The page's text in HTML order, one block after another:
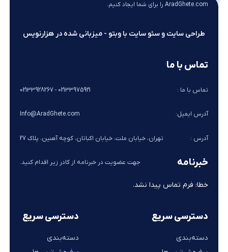
AradGhete.com را برای شما ایجاد کنیم.
دسترسی سریع
دسته‌بندی
تماس با ما
تماس با ما : 02133975921 - 02133928267
آدرس ایمیل: Info@AradGhete.com
آدرس : تهران، خیابان ملت، خیابان اکباتان، کوچه آهنین، پلاک 27
خبرنامه جهت عضویت در خبرنامه از کادر زیر اقدام کنید.
خطا: فرم تماس پیدا نشد.
دسترسی سریع
دسته‌بندی
طراحی سایت و سئو سایت با وبتو - میزبانی شده در هزارنویس